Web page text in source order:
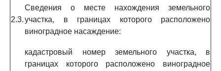
2.3.
Сведения о месте нахождения земельного
участка, в границах которого расположено
виноградное насаждение:
кадастровый номер земельного участка, в
границах которого расположено виноградное